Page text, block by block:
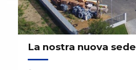
La nostra nuova sede